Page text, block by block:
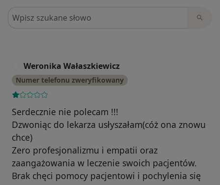
Szukaj w opiniach
Weronika Wałaszkiewicz
Numer telefonu zweryfikowany
Serdecznie nie polecam !!!
Dzwoniąc do lekarza usłyszałam(cóż ona znowu
chce)
Zero profesjonalizmu i empatii oraz
zaangażowania w leczenie swoich pacjentów.
Brak chęci pomocy pacjentowi i pochylenia się